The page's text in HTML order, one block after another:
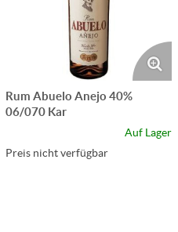
Rum Abuelo Anejo 40%
06/070 Kar
Auf Lager
Preis nicht verfügbar